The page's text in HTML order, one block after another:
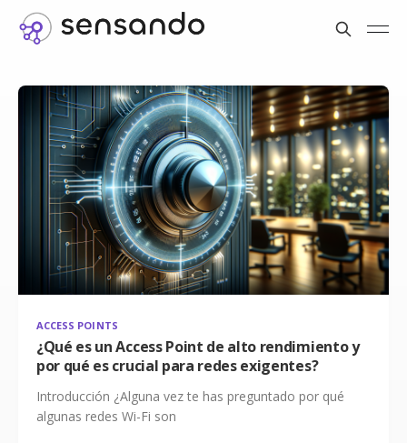
ACCESS POINTS
¿Qué es un Access Point de alto rendimiento y
por qué es crucial para redes exigentes?
Introducción ¿Alguna vez te has preguntado por qué
algunas redes Wi-Fi son